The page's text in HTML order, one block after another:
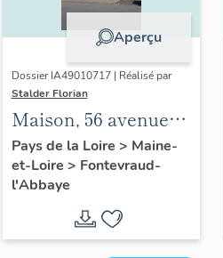
Aperçu
Dossier IA49010717 | Réalisé par
Stalder Florian
Maison, 56 avenue
Rochechouart,
Fontevraud-l'Abbaye
Pays de la Loire > Maine-
et-Loire > Fontevraud-
l'Abbaye